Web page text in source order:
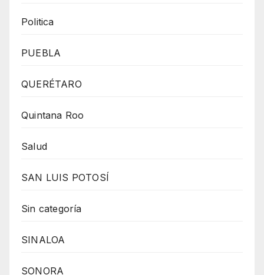
Politica
PUEBLA
QUERÉTARO
Quintana Roo
Salud
SAN LUIS POTOSÍ
Sin categoría
SINALOA
SONORA